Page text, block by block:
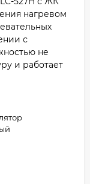
нагревом
с
не
и работает